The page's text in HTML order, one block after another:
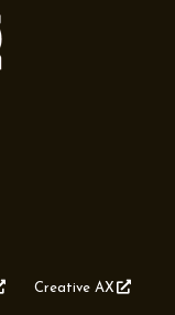
Creative AX